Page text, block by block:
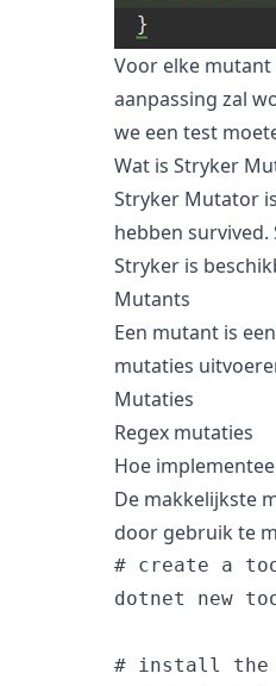
Voor elke
aanpassing zal
we een test
Wat is Stryker
Stryker Mutator
hebben
Stryker is
Mutants
Een mutant is
mutaties
Mutaties
Regex mutaties
Hoe
De makkelijkste
door gebruik te
# create a
dotnet new
# install the